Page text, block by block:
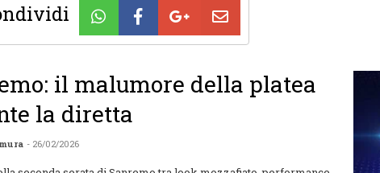
il malumore della platea
la diretta
- 26/02/2026